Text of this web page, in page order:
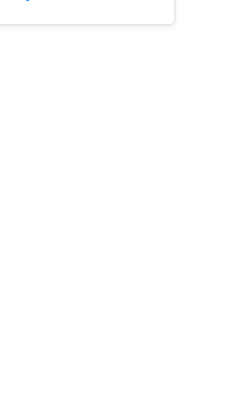
به‌روزرسانی‌های سایت